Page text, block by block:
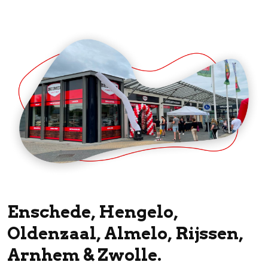
Enschede, Hengelo,
Oldenzaal, Almelo, Rijssen,
Arnhem & Zwolle.